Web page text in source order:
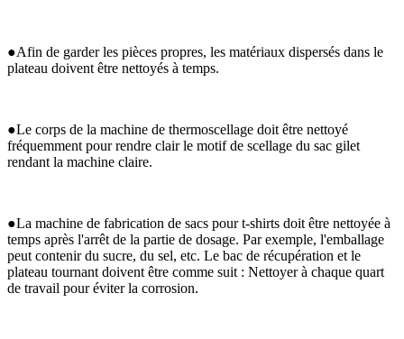
●Afin de garder les pièces propres, les matériaux dispersés dans le
plateau doivent être nettoyés à temps.
●Le corps de la machine de thermoscellage doit être nettoyé
fréquemment pour rendre clair le motif de scellage du sac gilet
rendant la machine claire.
●La machine de fabrication de sacs pour t-shirts doit être nettoyée à
temps après l'arrêt de la partie de dosage. Par exemple, l'emballage
peut contenir du sucre, du sel, etc. Le bac de récupération et le
plateau tournant doivent être comme suit : Nettoyer à chaque quart
de travail pour éviter la corrosion.